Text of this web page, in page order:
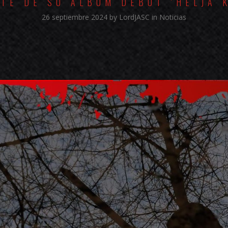
26 septiembre 2024 by LordJASC in Noticias